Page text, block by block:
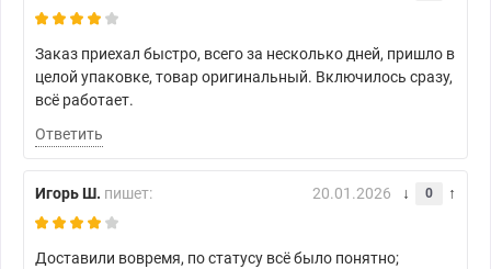
Заказ приехал быстро, всего за несколько дней, пришло в
целой упаковке, товар оригинальный. Включилось сразу,
всё работает.
Ответить
Игорь Ш. пишет: 20.01.2026 0
Доставили вовремя, по статусу всё было понятно;